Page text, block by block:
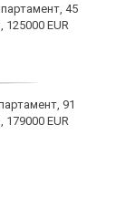
45
EUR
91
EUR